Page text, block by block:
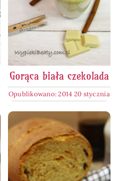
Gorąca biała czekolada
Opublikowano: 2014 20 stycznia